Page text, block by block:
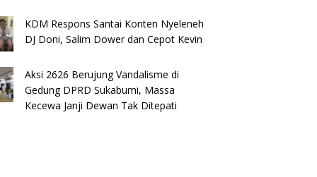
KDM Respons Santai Konten Nyeleneh
DJ Doni, Salim Dower dan Cepot Kevin
​Aksi 2626 Berujung Vandalisme di
Gedung DPRD Sukabumi, Massa
Kecewa Janji Dewan Tak Ditepati